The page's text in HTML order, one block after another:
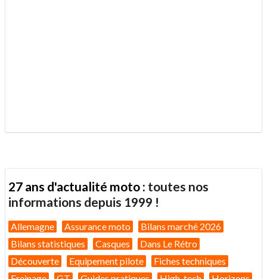
27 ans d'actualité moto : toutes nos
informations depuis 1999 !
Allemagne Assurance moto
Bilans marché 2026
Bilans statistiques
Casques
Dans Le Rétro
Découverte
Equipement pilote
Fiches techniques